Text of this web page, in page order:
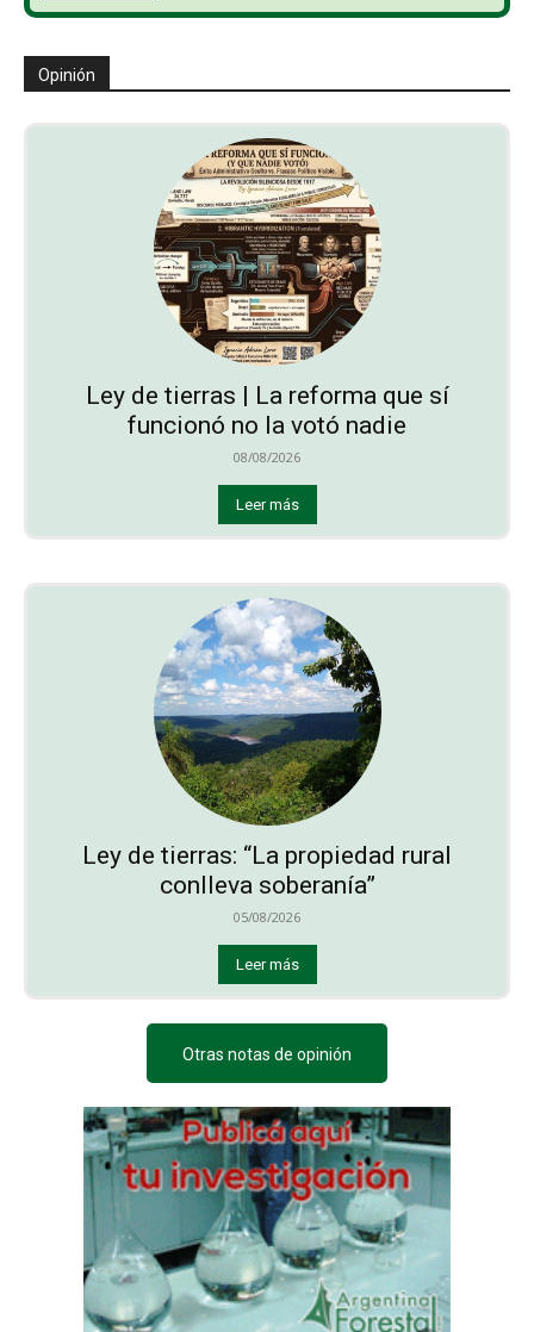
Opinión
Ley de tierras | La reforma que sí
funcionó no la votó nadie
08/08/2026
Leer más
Ley de tierras: “La propiedad rural
conlleva soberanía”
05/08/2026
Leer más
Otras notas de opinión